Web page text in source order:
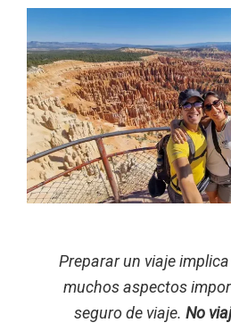
Preparar un viaje
muchos aspectos
seguro de viaje. No